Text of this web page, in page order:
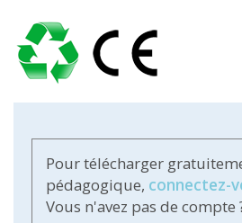
Pour télécharger
pédagogique, connectez-
Vous n'avez pas de compte